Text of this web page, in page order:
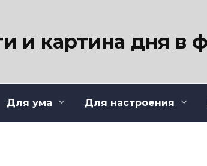
и картина дня в
Для ума Для настроения